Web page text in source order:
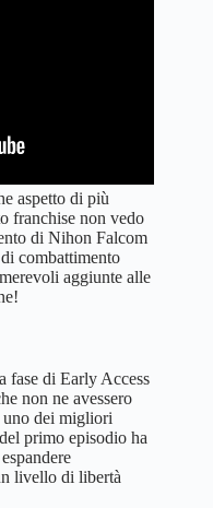
aspetto di più
franchise non vedo
di Nihon Falcom
combattimento
aggiunte alle
fase di Early Access
non ne avessero
uno dei migliori
primo episodio ha
livello di libertà